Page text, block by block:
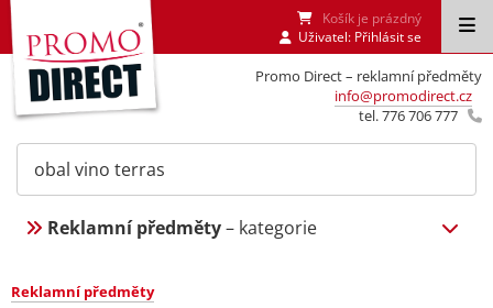
Promo Direct – reklamní předměty
info@promodirect.cz
tel. 776 706 777
Košík je prázdný
Uživatel: Přihlásit se
Reklamní předměty– kategorie
Reklamní předměty